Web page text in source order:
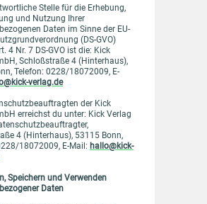
Stelle für die Erhebung,
und Nutzung Ihrer
Daten im Sinne der EU-
(DS-GVO)
4 Nr. 7 DS-GVO ist die: Kick
Schloßstraße 4 (Hinterhaus),
Telefon: 0228/18072009, E-
verlag.de
der Kick
erreichst du unter: Kick Verlag
4 (Hinterhaus), 53115 Bonn,
18072009, E-Mail: hallo@kick-
Speichern und Verwenden
Daten